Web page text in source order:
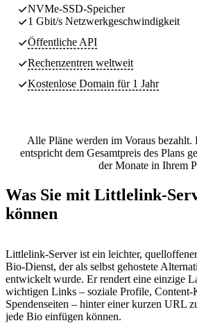
NVMe-SSD-Speicher
1 Gbit/s Netzwerkgeschwindigkeit
Öffentliche API
Rechenzentren weltweit
Kostenlose Domain für 1 Jahr
Alle Pläne werden im Voraus bezahlt.
entspricht dem Gesamtpreis des Plans
der Monate in Ihrem
Was Sie mit Littlelink-
können
Littlelink-Server ist ein leichter,
Bio-Dienst, der als selbst gehostete
entwickelt wurde. Er rendert eine einzige
wichtigen Links – soziale Profile, Content-
Spendenseiten – hinter einer kurzen URL
jede Bio einfügen können.